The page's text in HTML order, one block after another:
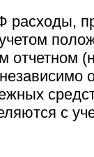
расходы,
отчетном
с